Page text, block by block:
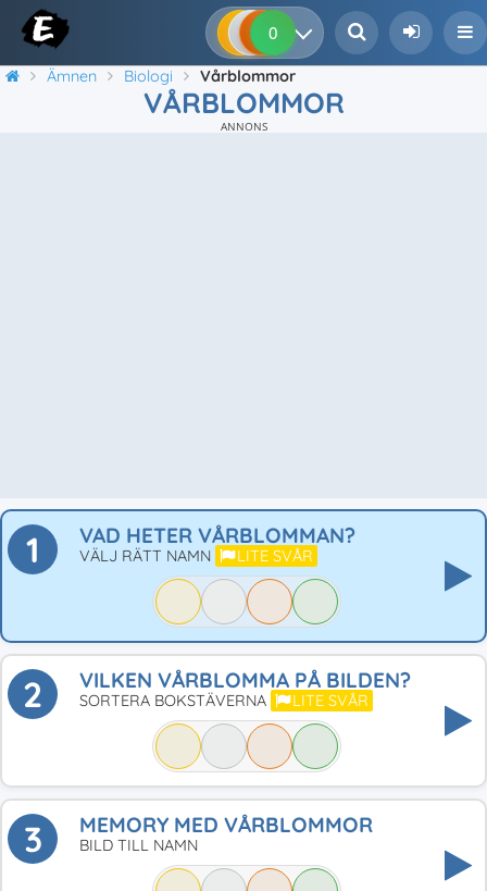
0 0 0
Ämnen Biologi Vårblommor
VÅRBLOMMOR
ANNONS
1 VAD HETER VÅRBLOMMAN?
VÄLJ RÄTT NAMN LITE SVÅR
2 VILKEN VÅRBLOMMA PÅ BILDEN?
SORTERA BOKSTÄVERNA LITE SVÅR
3 MEMORY MED VÅRBLOMMOR
BILD TILL NAMN